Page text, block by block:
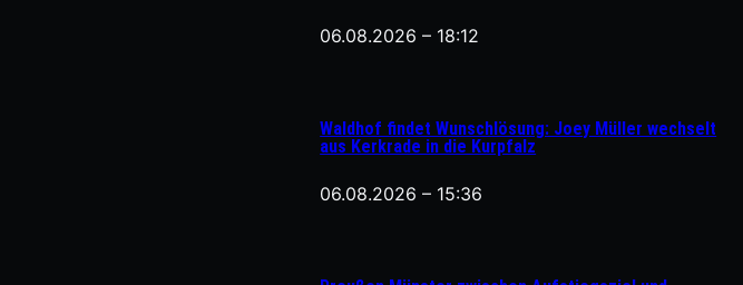
06.08.2026 – 18:12
Waldhof findet Wunschlösung: Joey Müller wechselt
aus Kerkrade in die Kurpfalz
06.08.2026 – 15:36